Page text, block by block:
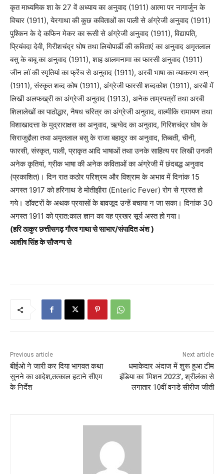
कृत माध्यमिक शा के 27 वें अध्याय का अनुवाद (1911) आत्मा पर नागार्जुन के
विचार (1911), येरगाथा की कुछ कविताओं का पाली से अंग्रेजी अनुवाद (1911)
पुश्किन के दे कफिन मेकर का रूसी से अंग्रेजी अनुवाद (1911), विद्यापति,
प्रियंवदा देवी, गिरीशचंद्र घोष तथा लियोपार्डी की कविताएं का अनुवाद अमृतलाल
बसु के बाबू का अनुवाद (1911), शाह आलमनामा का फारसी अनुवाद (1911)
जीन लॉ की स्मृतियां का फ्रेंच से अनुवाद (1911), अरबी भाषा का व्याकरण सन्
(1911), संस्कृत शब्द कोष (1911), अंग्रेजी फारसी शब्दकोश (1911), अरबी में
लिखी अलफख्री का अंग्रेजी अनुवाद (1913), अनेक ताम्रपत्रों तथा अरबी
शिलालेखों का पाठोद्धार, नैषध चरित्र का अंग्रेजी अनुवाद, वाल्मीकि रामायण तथा
विशाखादत्ता के मुद्राराक्षस का अनुवाद, ऋग्वेद का अनुवाद, गिरिशचंद्र घोष के
सिराजुद्दौला तथा अमृतलाल बसु के राजा बहादुर का अनुवाद, तिब्बती, चीनी,
फारसी, संस्कृत, पाली, प्राकृत आदि भाषाओं तथा उनके साहित्य पर लिखी उनकी
अनेक कृतियां, ग्रीक भाषा की अनेक कविताओं का अंग्रेजी में छंदबद्ध अनुवाद
(प्रकाशित)। दिन रात कठोर परिश्रम और विश्राम के अभाव में दिनांक 15
अगस्त 1917 को हरिनाथ डे मोतीझीरा (Enteric Fever) रोग से ग्रस्त हो
गये। डॉक्टरों के अथक प्रयासों के बावजूद उन्हें बचाया न जा सका। दिनांक 30
अगस्त 1911 को प्रात:काल ज्ञान का यह प्रखर सूर्य अस्त हो गया।
(हरि ठाकुर छत्तीसगढ़ गौरव गाथा से साभार/संपादित अंश )
आशीष सिंह के सौजन्य से
Previous article
बीईओ ने जारी कर दिया भागवत कथा
सुनने का आदेश,तत्काल हटाने सीएम
के निर्देश
Next article
धमाकेदार अंदाज में शुरू हुआ टीम
इंडिया का ‘मिशन 2023’, श्रीलंका से
लगातार 10वीं वनडे सीरीज जीती